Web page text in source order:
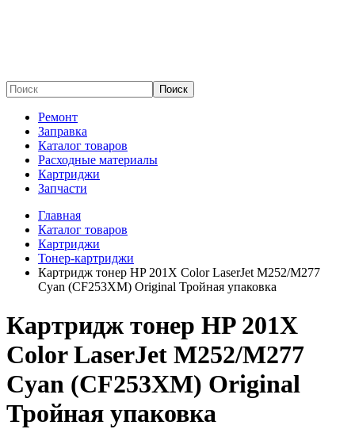
Поиск
Ремонт
Заправка
Каталог товаров
Расходные материалы
Картриджи
Запчасти
Главная
Каталог товаров
Картриджи
Тонер-картриджи
Картридж тонер HP 201X Color LaserJet M252/M277
Cyan (CF253XM) Original Тройная упаковка
Картридж тонер HP 201X
Color LaserJet M252/M277
Cyan (CF253XM) Original
Тройная упаковка